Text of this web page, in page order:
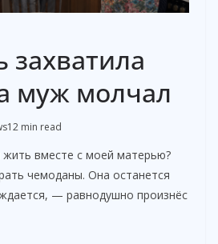
захватила
муж молчал
12 min read
вместе с моей матерью?
чемоданы. Она останется
— равнодушно произнёс